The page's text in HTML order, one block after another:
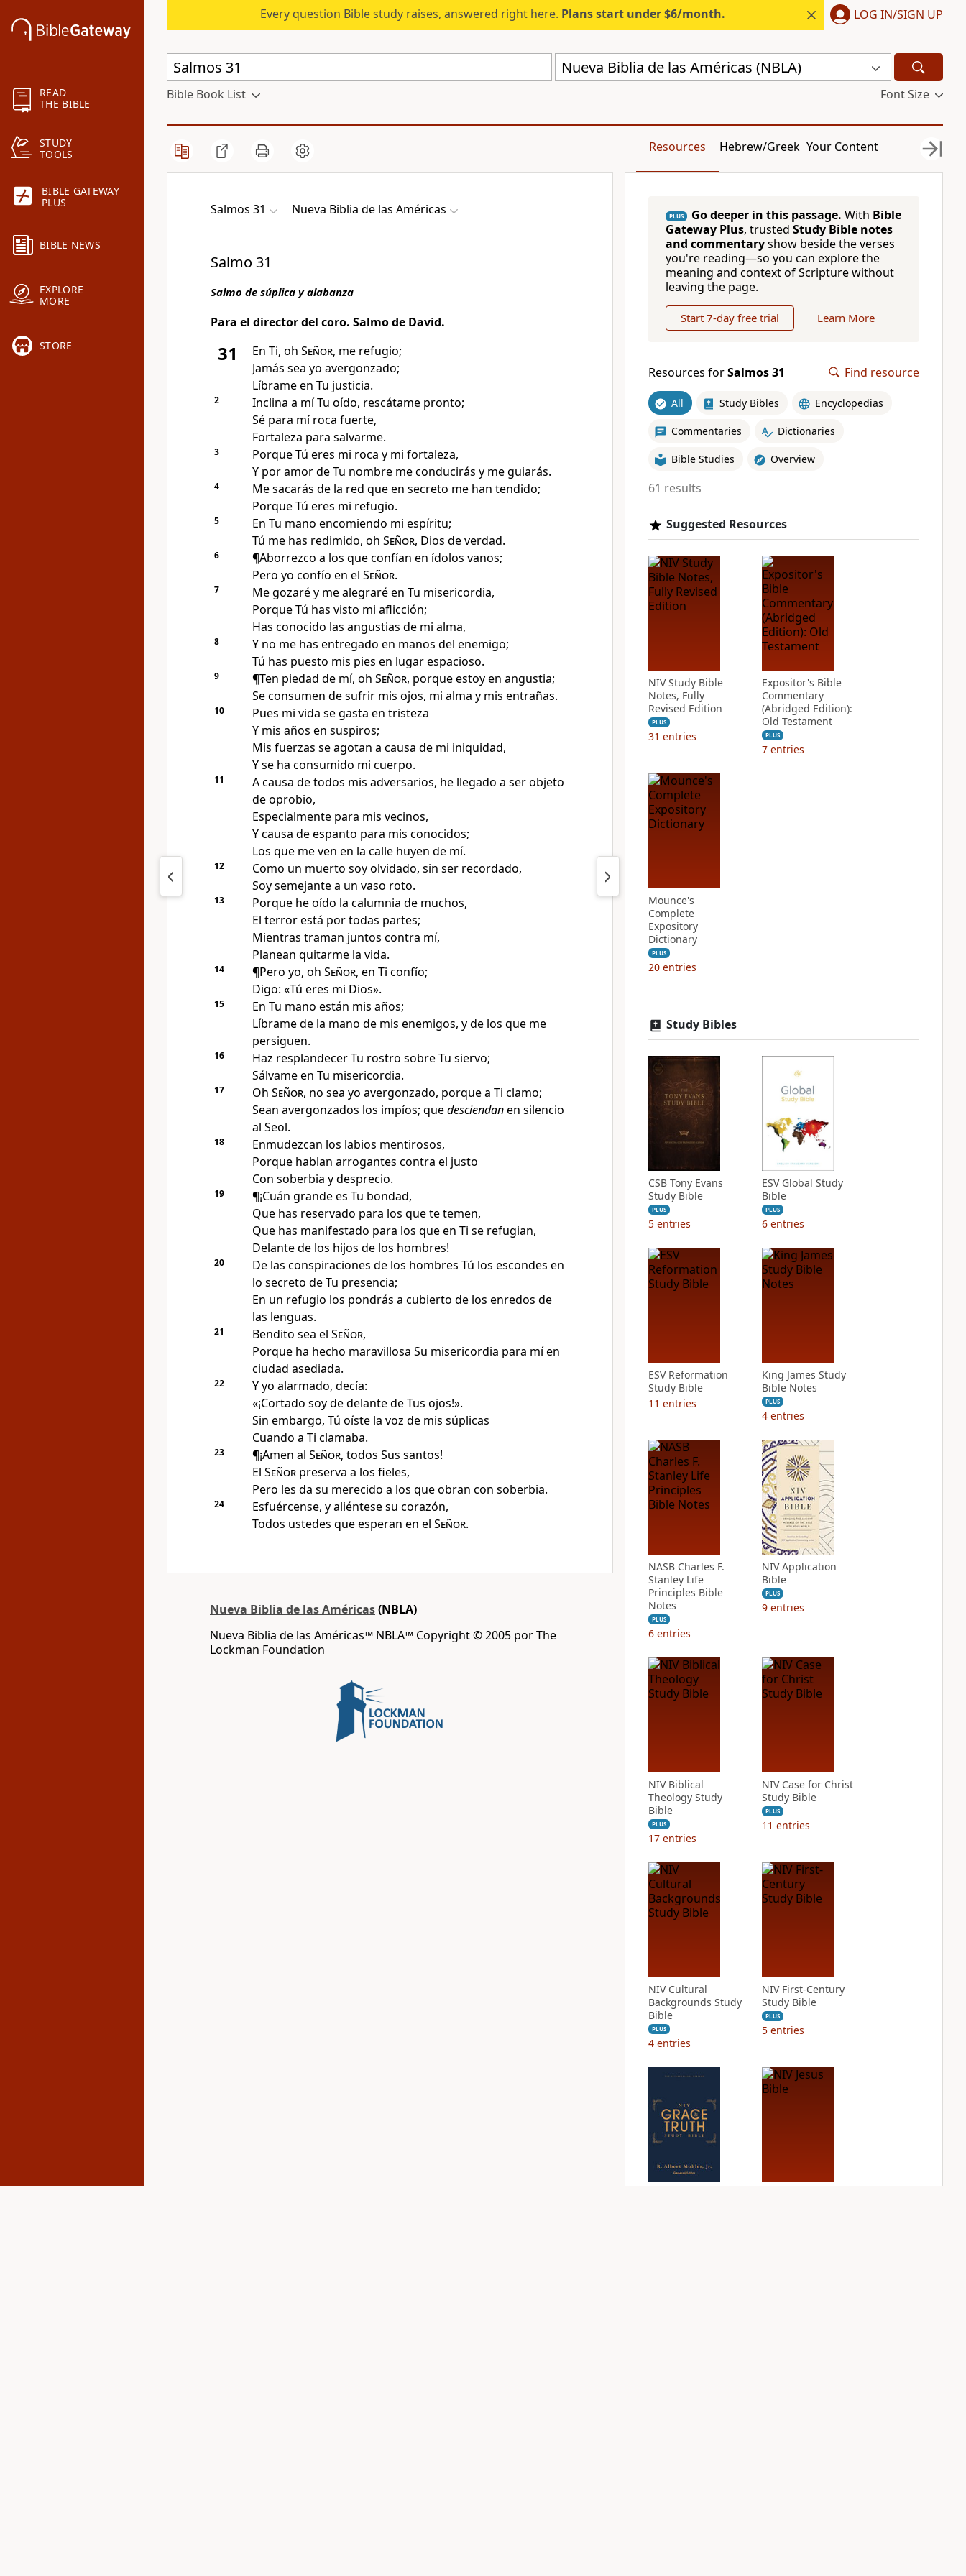
READ
THE BIBLE
STUDY
TOOLS
BIBLE GATEWAY
PLUS
BIBLE NEWS
EXPLORE
MORE
STORE
Every question Bible study raises, answered right here. Plans start under $6/month. LOG IN/SIGN UP
Nueva Biblia de las Américas (NBLA)
Bible Book List Font Size
Resources Hebrew/Greek Your Content
Salmos 31 Nueva Biblia de las Américas
Salmo 31
Salmo de súplica y alabanza
Para el director del coro. Salmo de David.
31 En Ti, oh Señor, me refugio;
Jamás sea yo avergonzado;
Líbrame en Tu justicia.
2 Inclina a mí Tu oído, rescátame pronto;
Sé para mí roca fuerte,
Fortaleza para salvarme.
3 Porque Tú eres mi roca y mi fortaleza,
Y por amor de Tu nombre me conducirás y me guiarás.
4 Me sacarás de la red que en secreto me han tendido;
Porque Tú eres mi refugio.
5 En Tu mano encomiendo mi espíritu;
Tú me has redimido, oh Señor, Dios de verdad.
6 ¶Aborrezco a los que confían en ídolos vanos;
Pero yo confío en el Señor.
7 Me gozaré y me alegraré en Tu misericordia,
Porque Tú has visto mi aflicción;
Has conocido las angustias de mi alma,
8 Y no me has entregado en manos del enemigo;
Tú has puesto mis pies en lugar espacioso.
9 ¶Ten piedad de mí, oh Señor, porque estoy en angustia;
Se consumen de sufrir mis ojos, mi alma y mis entrañas.
10
Pues mi vida se gasta en tristeza
Y mis años en suspiros;
Mis fuerzas se agotan a causa de mi iniquidad,
Y se ha consumido mi cuerpo.
11
A causa de todos mis adversarios, he llegado a ser objeto
de oprobio,
Especialmente para mis vecinos,
Y causa de espanto para mis conocidos;
Los que me ven en la calle huyen de mí.
12 Como un muerto soy olvidado, sin ser recordado,
Soy semejante a un vaso roto.
13 Porque he oído la calumnia de muchos,
El terror está por todas partes;
Mientras traman juntos contra mí,
Planean quitarme la vida.
14 ¶Pero yo, oh Señor, en Ti confío;
Digo: «Tú eres mi Dios».
15 En Tu mano están mis años;
Líbrame de la mano de mis enemigos, y de los que me
persiguen.
16 Haz resplandecer Tu rostro sobre Tu siervo;
Sálvame en Tu misericordia.
17 Oh Señor, no sea yo avergonzado, porque a Ti clamo;
Sean avergonzados los impíos; quedesciendanen silencio
al Seol.
18 Enmudezcan los labios mentirosos,
Porque hablan arrogantes contra el justo
Con soberbia y desprecio.
19 ¶¡Cuán grande es Tu bondad,
Que has reservado para los que te temen,
Que has manifestado para los que en Ti se refugian,
Delante de los hijos de los hombres!
20 De las conspiraciones de los hombres Tú los escondes en
lo secreto de Tu presencia;
En un refugio los pondrás a cubierto de los enredos de
las lenguas.
21 Bendito sea el Señor,
Porque ha hecho maravillosa Su misericordia para míen
ciudad asediada.
22 Y yo alarmado, decía:
«¡Cortado soy de delante de Tus ojos!».
Sin embargo, Tú oíste la voz de mis súplicas
Cuando a Ti clamaba.
23 ¶¡Amen al Señor, todos Sus santos!
El Señorpreserva a los fieles,
Pero les da su merecido a los que obran con soberbia.
24 Esfuércense, y aliéntese su corazón,
Todos ustedes que esperan en el Señor.
Nueva Biblia de las Américas(NBLA)
Nueva Biblia de las Américas™ NBLA™ Copyright © 2005 por The
Lockman Foundation
PLUS Go deeper in this passage. With Bible
Gateway Plus, trusted Study Bible notes
and commentaryshow beside the verses
you're reading—so you can explore the
meaning and context of Scripture without
leaving the page.
Start 7-day free trial Learn More
Resources forSalmos 31 Find resource
All Study Bibles Encyclopedias
Commentaries Dictionaries
Bible Studies Overview
61 results
Suggested Resources
NIV Study Bible
Notes, Fully
Revised Edition
PLUS
31 entries
Expositor's Bible
Commentary
(Abridged Edition):
Old Testament
PLUS
7 entries
Mounce's
Complete
Expository
Dictionary
PLUS
20 entries
Study Bibles
CSB Tony Evans
Study Bible
PLUS
5 entries
ESV Global Study
Bible
PLUS
6 entries
ESV Reformation
Study Bible
11 entries
King James Study
Bible Notes
PLUS
4 entries
NASB Charles F.
Stanley Life
Principles Bible
Notes
PLUS
6 entries
NIV Application
Bible
PLUS
9 entries
NIV Biblical
Theology Study
Bible
PLUS
17 entries
NIV Case for Christ
Study Bible
PLUS
11 entries
NIV Cultural
Backgrounds Study
Bible
PLUS
4 entries
NIV First-Century
Study Bible
PLUS
5 entries